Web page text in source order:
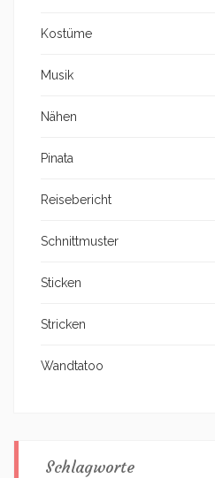
Kostüme
Musik
Nähen
Pinata
Reisebericht
Schnittmuster
Sticken
Stricken
Wandtatoo
Schlagworte